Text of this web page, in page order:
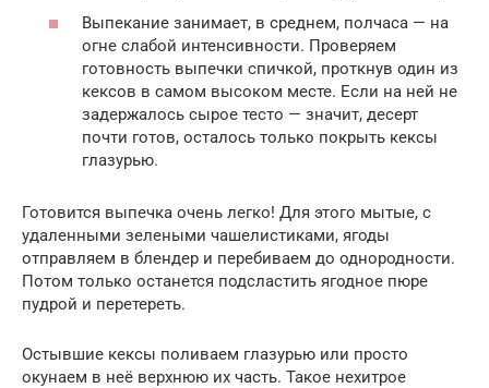
Выпекание занимает, в среднем, полчаса — на
огне слабой интенсивности. Проверяем
готовность выпечки спичкой, проткнув один из
кексов в самом высоком месте. Если на ней не
задержалось сырое тесто — значит, десерт
почти готов, осталось только покрыть кексы
глазурью.
Готовится выпечка очень легко! Для этого мытые, с
удаленными зелеными чашелистиками, ягоды
отправляем в блендер и перебиваем до однородности.
Потом только останется подсластить ягодное пюре
пудрой и перетереть.
Остывшие кексы поливаем глазурью или просто
окунаем в неё верхнюю их часть. Такое нехитрое